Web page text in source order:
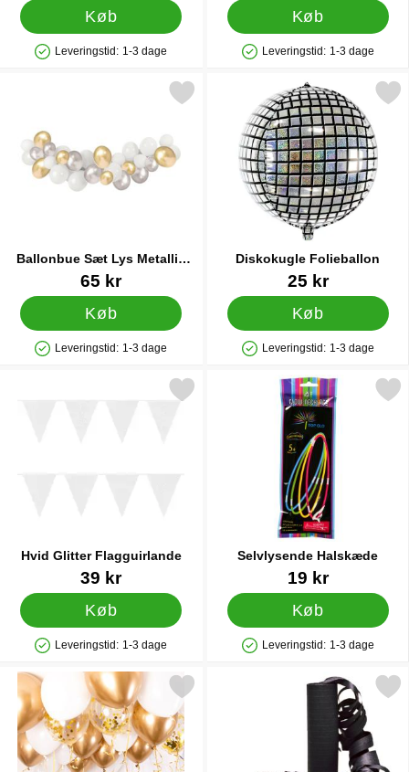
Køb
Produkttilgængelighed: På lager
Leveringstid: 1-3 dage
Køb
Produkttilgængelighed: På lager
Leveringstid: 1-3 dage
Ballonbue Sæt Lys Metallic
Mix
Varenr 3335965 kr
Køb
Produkttilgængelighed: På lager
Leveringstid: 1-3 dage
Markér ballonbue Sæt Lys Metallic Mix som favorit
Diskokugle Folieballon
Varenr 2043625 kr
Køb
Produkttilgængelighed: På lager
Leveringstid: 1-3 dage
Markér diskokugle
Hvid Glitter Flagguirlande
Varenr 1734739 kr
Køb
Produkttilgængelighed: På lager
Leveringstid: 1-3 dage
Markér hvid Glitter Flagguirlande som favorit
Selvlysende Halskæde
Varenr 8380919 kr
Køb
Produkttilgængelighed: På lager
Leveringstid: 1-3 dage
Markér selvlysende
Markér ballonloft Sæt Chrome Guld som favorit
Markér sorte